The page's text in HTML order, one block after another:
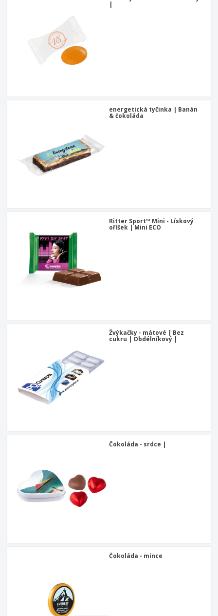
|
energetická tyčinka | Banán
& čokoláda
Ritter Sport™ Mini - Lískový
oříšek | Mini ECO
Žvýkačky - mátové | Bez
cukru | Obdélníkový |
Čokoláda - srdce |
Čokoláda - mince